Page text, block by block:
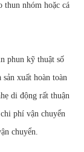
thun nhóm hoặc cá
phun kỹ thuật số
xuất hoàn toàn
di động rất thuận
phí vận chuyển
chuyển.